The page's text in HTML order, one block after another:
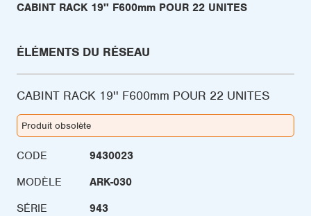
CABINT RACK 19'' F600mm POUR 22 UNITES
ÉLÉMENTS DU RÉSEAU
CABINT RACK 19'' F600mm POUR 22 UNITES
Produit obsolète
CODE
9430023
MODÈLE
ARK-030
SÉRIE
943